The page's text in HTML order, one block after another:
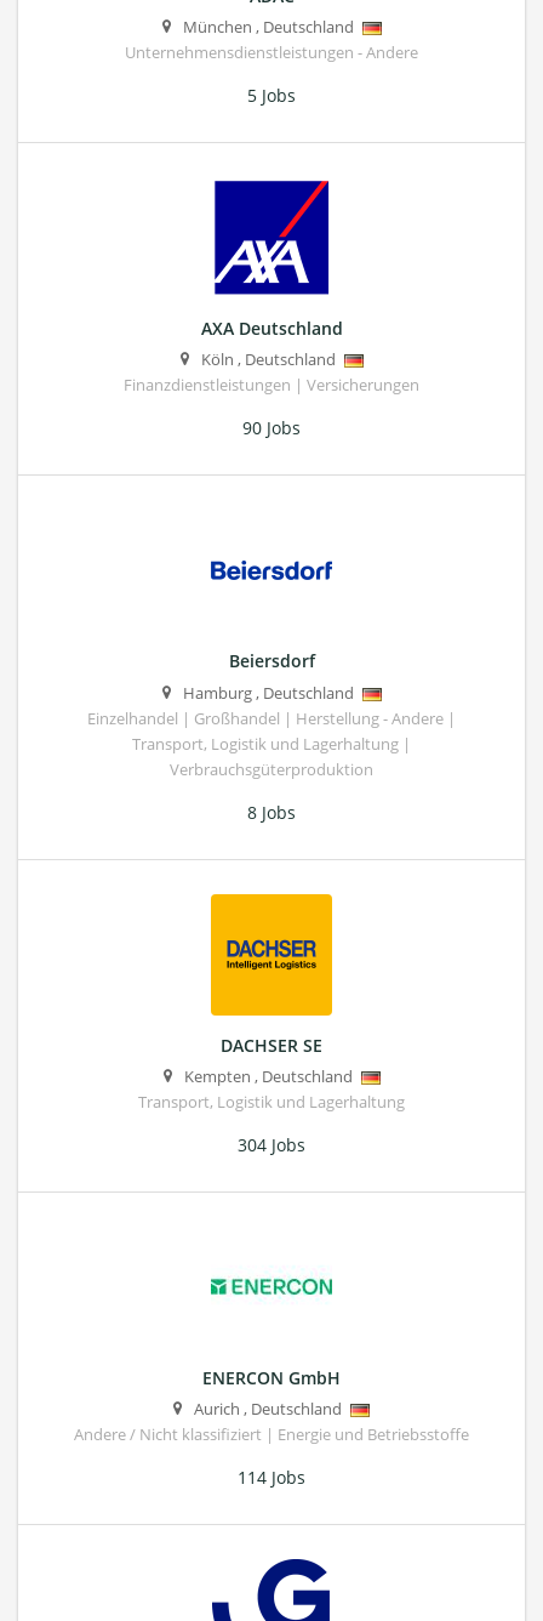
München , Deutschland
Unternehmensdienstleistungen - Andere
5 Jobs
AXA Deutschland
Köln , Deutschland
Finanzdienstleistungen | Versicherungen
90 Jobs
Beiersdorf
Hamburg, Deutschland
Einzelhandel | Großhandel | Herstellung - Andere |
Transport, Logistik und Lagerhaltung |
Verbrauchsgüterproduktion
8 Jobs
DACHSER SE
Kempten , Deutschland
Transport, Logistik und Lagerhaltung
304 Jobs
ENERCON GmbH
Aurich , Deutschland
Andere / Nicht klassifiziert | Energie und Betriebsstoffe
114 Jobs